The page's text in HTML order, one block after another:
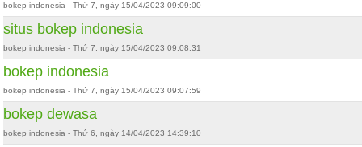
bokep indonesia - Thứ 7, ngày 15/04/2023 09:09:00
situs bokep indonesia
bokep indonesia - Thứ 7, ngày 15/04/2023 09:08:31
bokep indonesia
bokep indonesia - Thứ 7, ngày 15/04/2023 09:07:59
bokep dewasa
bokep indonesia - Thứ 6, ngày 14/04/2023 14:39:10